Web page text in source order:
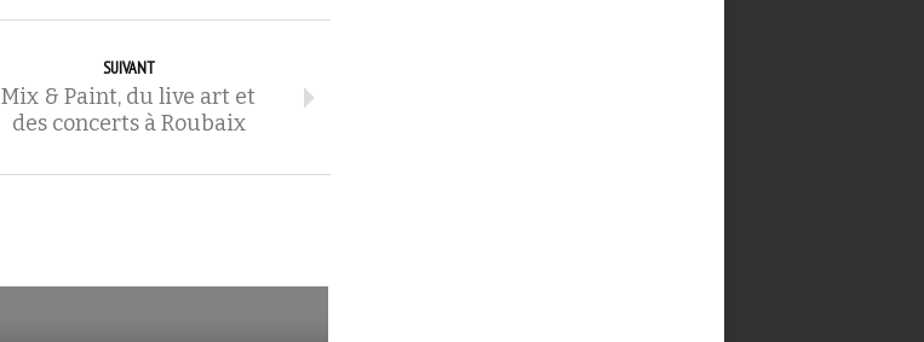
SUIVANT
Mix & Paint, du live art et
des concerts à Roubaix